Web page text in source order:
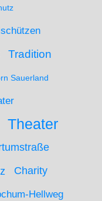
Tradition
Sauerland
Theater
Charity
Hellweg